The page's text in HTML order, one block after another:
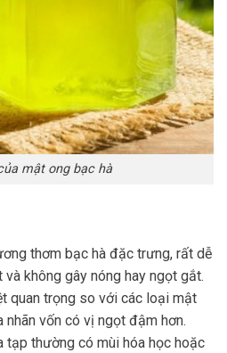
mật ong bạc hà
thơm bạc hà đặc trưng, rất dễ
và không gây nóng hay ngọt gắt.
quan trọng so với các loại mật
vốn có vị ngọt đậm hơn.
tạp thường có mùi hóa học hoặc